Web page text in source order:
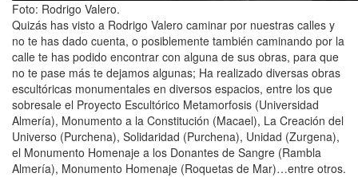
Foto: Rodrigo Valero.
Quizás has visto a Rodrigo Valero caminar por nuestras calles y
no te has dado cuenta, o posiblemente también caminando por la
calle te has podido encontrar con alguna de sus obras, para que
no te pase más te dejamos algunas; Ha realizado diversas obras
escultóricas monumentales en diversos espacios, entre los que
sobresale el Proyecto Escultórico Metamorfosis (Universidad
Almería), Monumento a la Constitución (Macael), La Creación del
Universo (Purchena), Solidaridad (Purchena), Unidad (Zurgena),
el Monumento Homenaje a los Donantes de Sangre (Rambla
Almería), Monumento Homenaje (Roquetas de Mar)…entre otros.